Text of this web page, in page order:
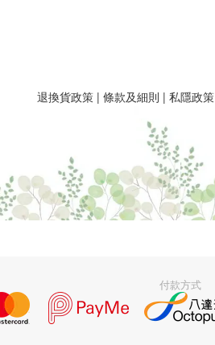
退換貨政策 | 條款及細則 | 私隱政策
付款方式